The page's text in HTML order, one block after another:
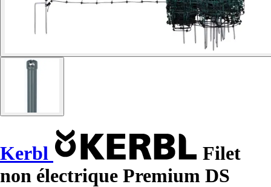
Kerbl
Filet
non électrique Premium DS